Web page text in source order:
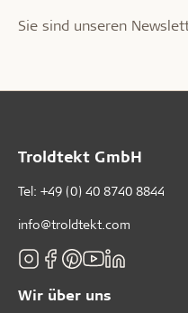
Sie sind unseren
Troldtekt GmbH
Tel: +49 (0) 40 8740 8844
info@troldtekt.com
Wir über uns